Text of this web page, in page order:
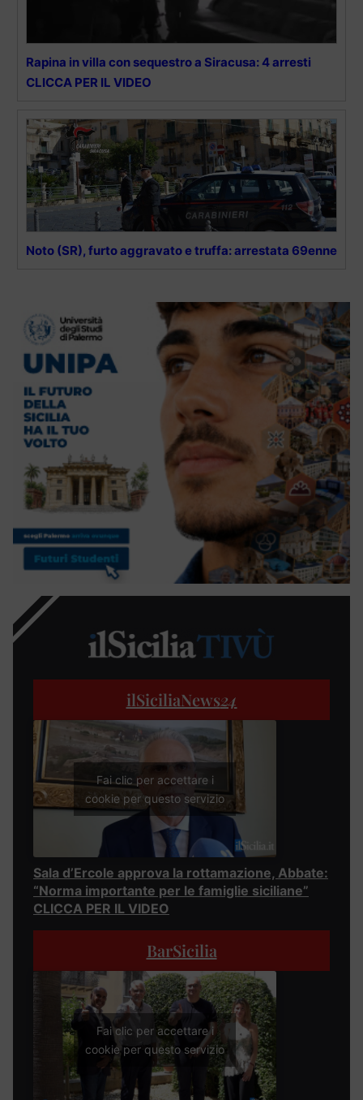
Rapina in villa con sequestro a Siracusa: 4 arresti
CLICCA PER IL VIDEO
Noto (SR), furto aggravato e truffa: arrestata 69enne
ilSiciliaNews24
Fai clic per accettare i
cookie per questo servizio
Sala d’Ercole approva la rottamazione, Abbate:
“Norma importante per le famiglie siciliane”
CLICCA PER IL VIDEO
BarSicilia
Fai clic per accettare i
cookie per questo servizio